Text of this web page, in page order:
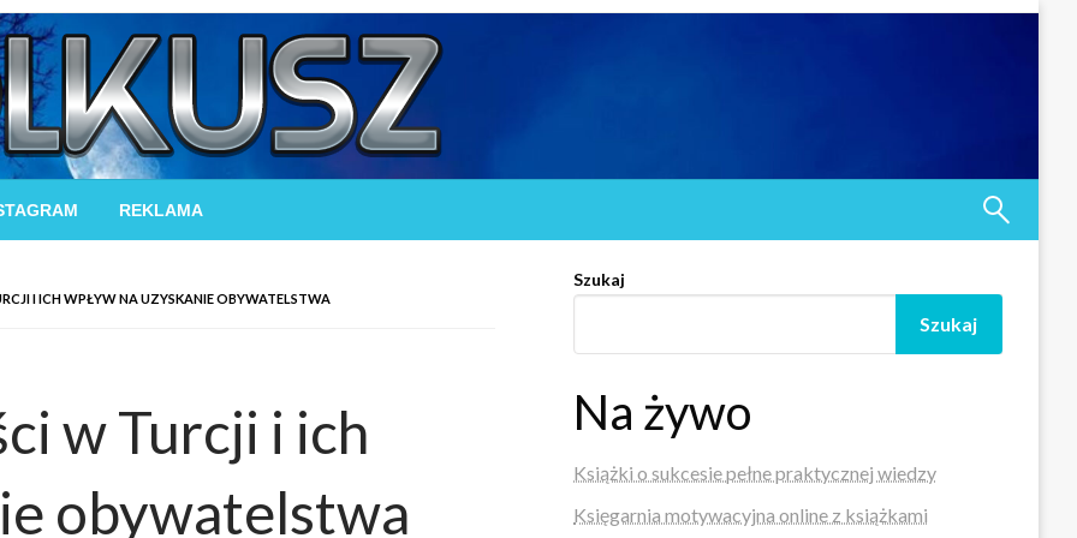
REKLAMA
I ICH WPŁYW NA UZYSKANIE OBYWATELSTWA
w Turcji i ich
obywatelstwa
Szukaj
Szukaj
Na żywo
Książki o sukcesie pełne praktycznej wiedzy
Księgarnia motywacyjna online z książkami